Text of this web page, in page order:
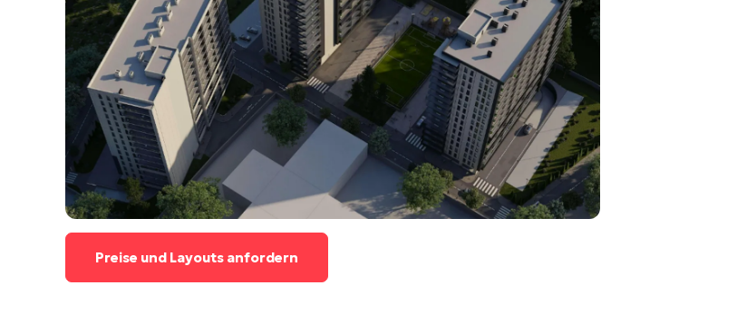
Preise und Layouts anfordern